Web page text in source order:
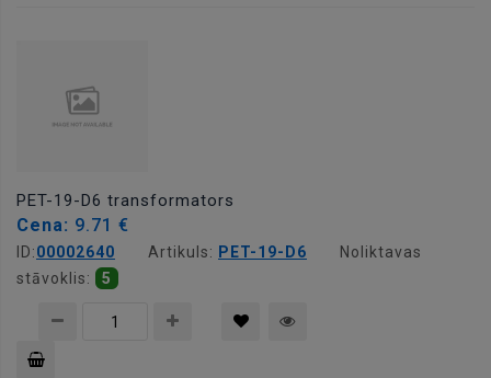
PET-19-D6 transformators
Cena: 9.71 €
ID:00002640 Artikuls: PET-19-D6
Noliktavas
stāvoklis:
5